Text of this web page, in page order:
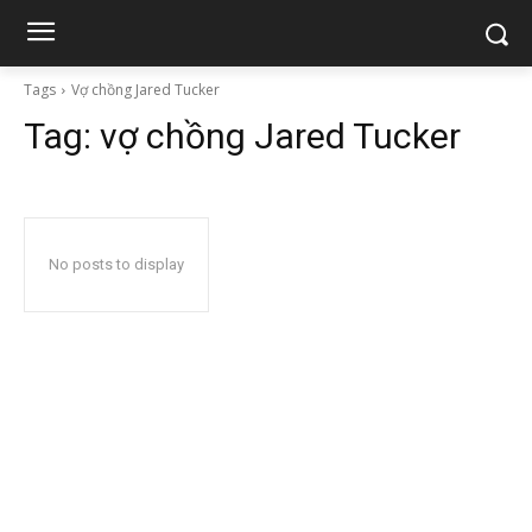
Tags Vợ chồng Jared Tucker
Tag: vợ chồng Jared Tucker
No posts to display